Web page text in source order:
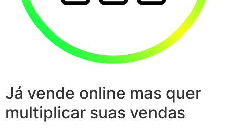
Já vende online mas quer
multiplicar suas vendas